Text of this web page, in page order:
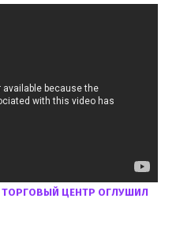
ЦЕНТР ОГЛУШИЛ